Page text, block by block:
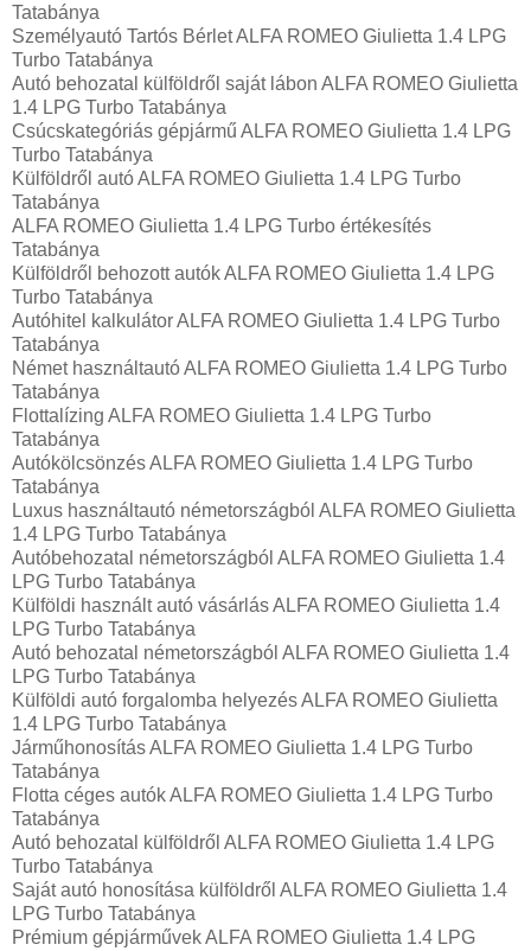
Tatabánya
Személyautó Tartós Bérlet ALFA ROMEO Giulietta 1.4 LPG
Turbo Tatabánya
Autó behozatal külföldről saját lábon ALFA ROMEO Giulietta
1.4 LPG Turbo Tatabánya
Csúcskategóriás gépjármű ALFA ROMEO Giulietta 1.4 LPG
Turbo Tatabánya
Külföldről autó ALFA ROMEO Giulietta 1.4 LPG Turbo
Tatabánya
ALFA ROMEO Giulietta 1.4 LPG Turbo értékesítés
Tatabánya
Külföldről behozott autók ALFA ROMEO Giulietta 1.4 LPG
Turbo Tatabánya
Autóhitel kalkulátor ALFA ROMEO Giulietta 1.4 LPG Turbo
Tatabánya
Német használtautó ALFA ROMEO Giulietta 1.4 LPG Turbo
Tatabánya
Flottalízing ALFA ROMEO Giulietta 1.4 LPG Turbo
Tatabánya
Autókölcsönzés ALFA ROMEO Giulietta 1.4 LPG Turbo
Tatabánya
Luxus használtautó németországból ALFA ROMEO Giulietta
1.4 LPG Turbo Tatabánya
Autóbehozatal németországból ALFA ROMEO Giulietta 1.4
LPG Turbo Tatabánya
Külföldi használt autó vásárlás ALFA ROMEO Giulietta 1.4
LPG Turbo Tatabánya
Autó behozatal németországból ALFA ROMEO Giulietta 1.4
LPG Turbo Tatabánya
Külföldi autó forgalomba helyezés ALFA ROMEO Giulietta
1.4 LPG Turbo Tatabánya
Járműhonosítás ALFA ROMEO Giulietta 1.4 LPG Turbo
Tatabánya
Flotta céges autók ALFA ROMEO Giulietta 1.4 LPG Turbo
Tatabánya
Autó behozatal külföldről ALFA ROMEO Giulietta 1.4 LPG
Turbo Tatabánya
Saját autó honosítása külföldről ALFA ROMEO Giulietta 1.4
LPG Turbo Tatabánya
Prémium gépjárművek ALFA ROMEO Giulietta 1.4 LPG